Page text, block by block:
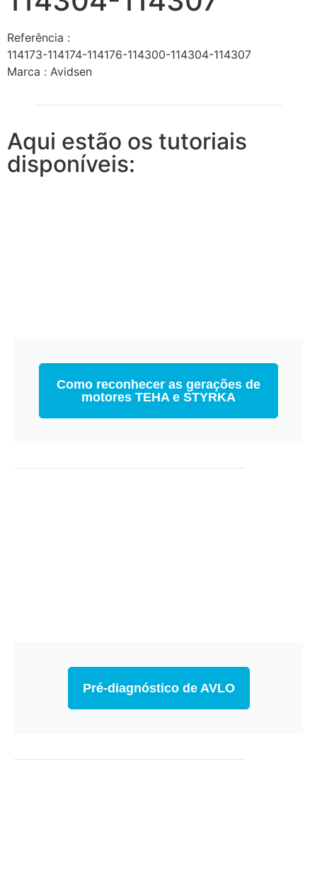
Referência :
114173-114174-114176-114300-114304-114307
Marca : Avidsen
Aqui estão os tutoriais
disponíveis:
Como reconhecer as gerações de
motores TEHA e STYRKA
Pré-diagnóstico de AVLO